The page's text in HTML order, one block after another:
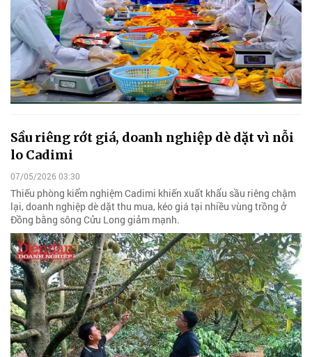
Sầu riêng rớt giá, doanh nghiệp dè dặt vì nỗi
lo Cadimi
07/05/2026 03:30
Thiếu phòng kiểm nghiệm Cadimi khiến xuất khẩu sầu riêng chậm
lại, doanh nghiệp dè dặt thu mua, kéo giá tại nhiều vùng trồng ở
Đồng bằng sông Cửu Long giảm mạnh.